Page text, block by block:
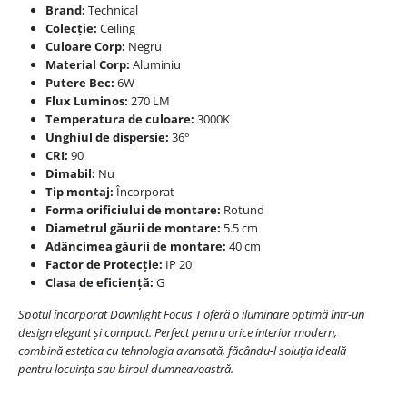
Brand: Technical
Colecție: Ceiling
Culoare Corp: Negru
Material Corp: Aluminiu
Putere Bec: 6W
Flux Luminos: 270 LM
Temperatura de culoare: 3000K
Unghiul de dispersie: 36°
CRI: 90
Dimabil: Nu
Tip montaj: Încorporat
Forma orificiului de montare: Rotund
Diametrul găurii de montare: 5.5 cm
Adâncimea găurii de montare: 40 cm
Factor de Protecție: IP 20
Clasa de eficiență: G
Spotul încorporat Downlight Focus T oferă o iluminare optimă într-un
design elegant și compact. Perfect pentru orice interior modern,
combină estetica cu tehnologia avansată, făcându-l soluția ideală
pentru locuința sau biroul dumneavoastră.